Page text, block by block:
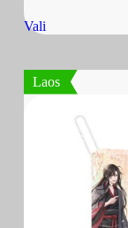
Vali
Laos